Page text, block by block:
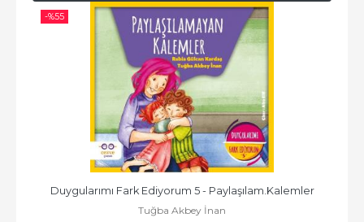
-%55
Duygularımı Fark Ediyorum 5 - Paylaşılam.Kalemler
Tuğba Akbey İnan